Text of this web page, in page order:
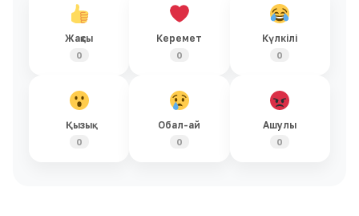
Жақсы
0
Керемет
0
Күлкілі
0
Қызық
0
Обал-ай
0
Ашулы
0